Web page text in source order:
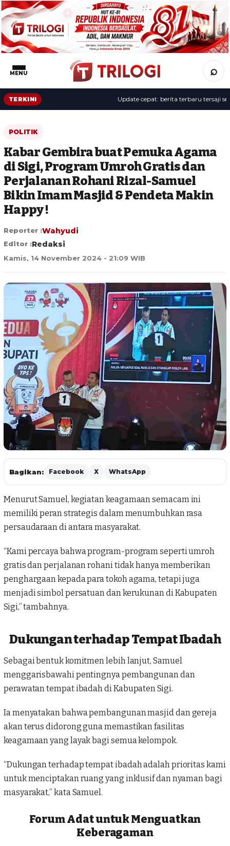
MENU ⌕
TERKINI Update cepat: berita terbaru tersaji
POLITIK
Kabar Gembira buat Pemuka Agama
di Sigi, Program Umroh Gratis dan
Perjalanan Rohani Rizal-Samuel
Bikin Imam Masjid & Pendeta Makin
Happy !
Reporter :Wahyudi
Editor :Redaksi
Kamis, 14 November 2024 - 21:09 WIB
Bagikan: Facebook X WhatsApp
Menurut Samuel, kegiatan keagamaan semacam ini
memiliki peran strategis dalam menumbuhkan rasa
persaudaraan di antara masyarakat.
“Kami percaya bahwa program-program seperti umroh
gratis dan perjalanan rohani tidak hanya memberikan
penghargaan kepada para tokoh agama, tetapi juga
menjadi simbol persatuan dan kerukunan di Kabupaten
Sigi,” tambahnya.
Dukungan terhadap Tempat Ibadah
Sebagai bentuk komitmen lebih lanjut, Samuel
menggarisbawahi pentingnya pembangunan dan
perawatan tempat ibadah di Kabupaten Sigi.
Ia menyatakan bahwa pembangunan masjid dan gereja
akan terus didorong guna memastikan fasilitas
keagamaan yang layak bagi semua kelompok.
“Dukungan terhadap tempat ibadah adalah prioritas kami
untuk menciptakan ruang yang inklusif dan nyaman bagi
masyarakat,” kata Samuel.
Forum Adat untuk Menguatkan
Keberagaman